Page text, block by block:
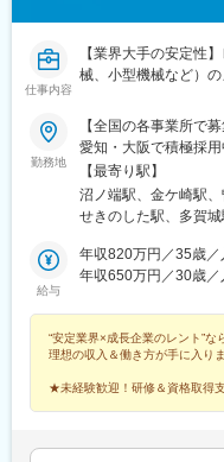
仕事内容
【業界大手の安定性
械、小型機械など）
勤務地
【全国の各事業所で
愛知・大阪で積極採
ターン歓迎※屋内全面
勤の可能性もありま
【北海道・東北】■北
埼玉（越谷・川口）■
野・武蔵村山・江東
枝・磐田・浜松）■愛
旭・春日井・小牧・
日市）【関西】■大阪
神戸・姫路・加古川
【最寄り駅】
沼ノ端駅、金ケ崎駅
せきのした駅、多賀
駅、市川塩浜駅、千
八王子駅、武蔵砂川
駅、三島二日町駅、
新静岡駅、焼津駅、
駅、大門駅(愛知県)、
名古屋駅、旭前駅、
駅、稲永駅、清洲駅
川駅、八家駅、洲先
給与
年収820万円／35歳
年収650万円／30歳
“安定業界×成長企業のレント”な
理想の収入＆働き方が手に入り
★未経験歓迎！研修＆資格取得